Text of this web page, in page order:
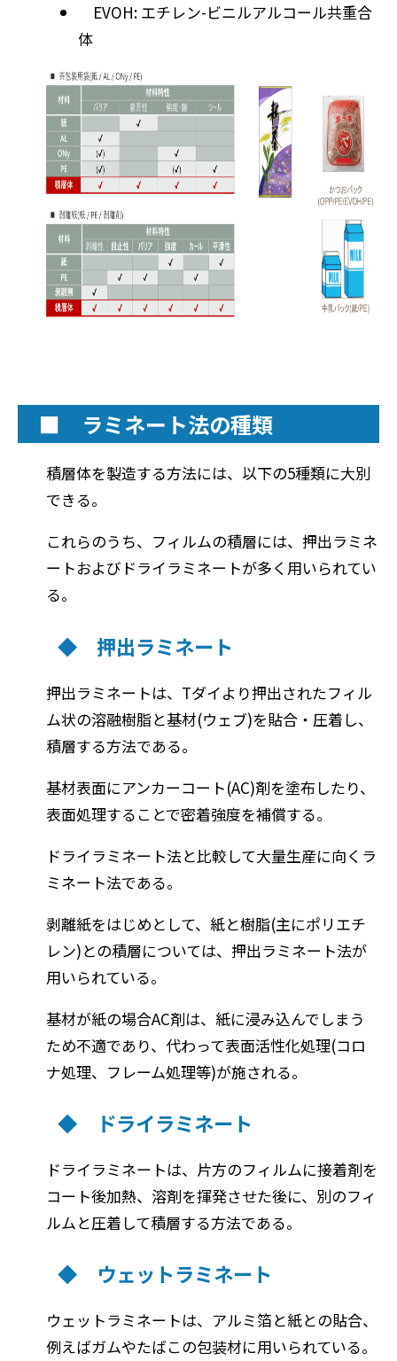
EVOH: エチレン-ビニルアルコール共重合
体
■ ラミネート法の種類
積層体を製造する方法には、以下の5種類に大別
できる。
これらのうち、フィルムの積層には、押出ラミネ
ートおよびドライラミネートが多く用いられてい
る。
◆ 押出ラミネート
押出ラミネートは、Tダイより押出されたフィル
ム状の溶融樹脂と基材(ウェブ)を貼合・圧着し、
積層する方法である。
基材表面にアンカーコート(AC)剤を塗布したり、
表面処理することで密着強度を補償する。
ドライラミネート法と比較して大量生産に向くラ
ミネート法である。
剥離紙をはじめとして、紙と樹脂(主にポリエチ
レン)との積層については、押出ラミネート法が
用いられている。
基材が紙の場合AC剤は、紙に浸み込んでしまう
ため不適であり、代わって表面活性化処理(コロ
ナ処理、フレーム処理等)が施される。
◆ ドライラミネート
ドライラミネートは、片方のフィルムに接着剤を
コート後加熱、溶剤を揮発させた後に、別のフィ
ルムと圧着して積層する方法である。
◆ ウェットラミネート
ウェットラミネートは、アルミ箔と紙との貼合、
例えばガムやたばこの包装材に用いられている。